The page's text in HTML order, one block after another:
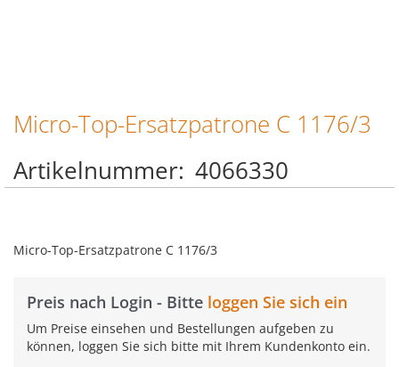
Zum
Anfang
Bildgalerie
springen
Micro-Top-Ersatzpatrone C 1176/3
Artikelnummer 4066330
Micro-Top-Ersatzpatrone C 1176/3
Preis nach Login - Bitte loggen Sie sich ein
Um Preise einsehen und Bestellungen aufgeben zu
können, loggen Sie sich bitte mit Ihrem Kundenkonto ein.